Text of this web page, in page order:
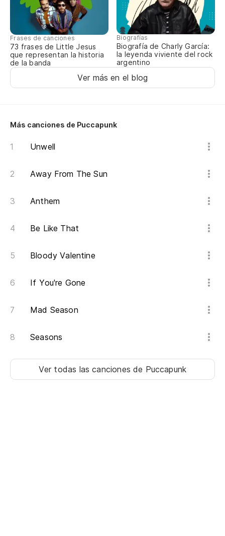
Frases de canciones
73 frases de Little Jesus
que representan la historia
de la banda
Biografías
Biografía de Charly García:
la leyenda viviente del rock
argentino
Ver más en el blog
Más canciones de Puccapunk
Unwell
Away From The Sun
Anthem
Be Like That
Bloody Valentine
If You're Gone
Mad Season
Seasons
Ver todas las cancionesde Puccapunk